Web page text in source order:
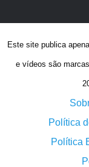
Este site publica
e vídeos são
Política
Política